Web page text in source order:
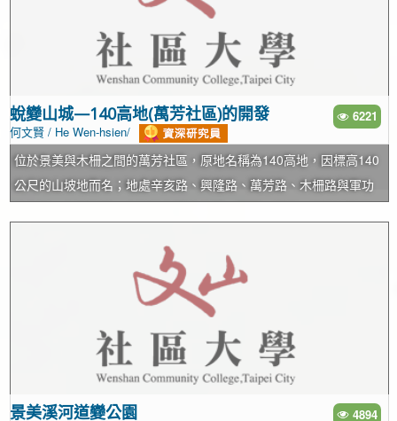
穿越景美山，由景美通往木柵(辛亥路五段與六段之間) 。…
過七十二個台階而名。當時興福庄尚未規劃為公墓前，山上種植著
鳳梨，農民挑著鳳梨經此捷徑到萬盛庄的市集販售，而萬盛庄的市
集位於舊時十五分火車站(羅斯福路五段與景隆街交口)附近，此市集
因而稱為「鳳梨店仔」(在番婆厝與三塊厝之間)。 對此地區有興趣
的朋友，可以從福興路95巷(興福國中對面)沿著墳墓旁的山路至山
腰的三合院前停車(舊地名為翁厝)，再由公墓小徑往上步行至陵線，
就可以很清楚的由所處環境為墓地，看到另一頭是景色幽靜的登山
步道，沿著步道再往下，就可抵達萬盛街的花木批發市場。欲遠觀
蛻變山城—140高地(萬芳社區)的開發
何文賢 / He Wen-hsien/
6221
位於景美與木柵之間的萬芳社區，原地名稱為140高地，因標高140
公尺的山坡地而名；地處辛亥路、興隆路、萬芳路、木柵路與軍功
下有運煤的輕便車軌道，將對面山區的德豐煤礦所挖出的煤礦，運
至萬新鐵路的萬隆站堆放。居民以務農維生，種植的茶葉是由一位
潘姓農夫引入，因不知原茶種名稱，自稱此地生產的茶葉為「潘王
茶」，居民以當地的相思樹製成的木炭來烘培茶葉，但「潘王茶」
品質不如貓空鐵觀音，名氣不大，並未為當地帶來經濟效益，當地
居民、購物、販售農畜品等生活機能，皆仰賴木柵，一般步行往返
約需一個半小時。當時山中居民的信仰中心是一座由石頭堆砌的小
景美溪河道變公園 4894